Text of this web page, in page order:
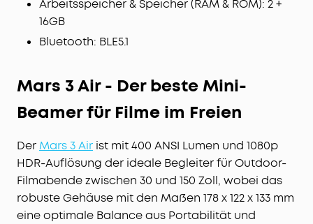
Arbeitsspeicher & Speicher (RAM & ROM): 2 +
16GB
Bluetooth: BLE5.1
Mars 3 Air - Der beste Mini-
Beamer für Filme im Freien
DerMars 3 Air ist mit 400 ANSI Lumen und 1080p
HDR-Auflösung der ideale Begleiter für Outdoor-
Filmabende zwischen 30 und 150 Zoll, wobei das
robuste Gehäuse mit den Maßen 178 x 122 x 133 mm
eine optimale Balance aus Portabilität und